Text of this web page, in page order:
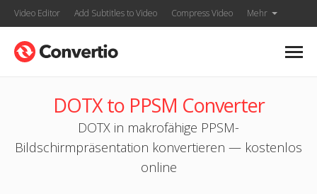
Video Editor Add Subtitles to Video Compress Video Mehr
DOTX to PPSM Converter
DOTX in makrofähige PPSM-
Bildschirmpräsentation konvertieren — kostenlos
online